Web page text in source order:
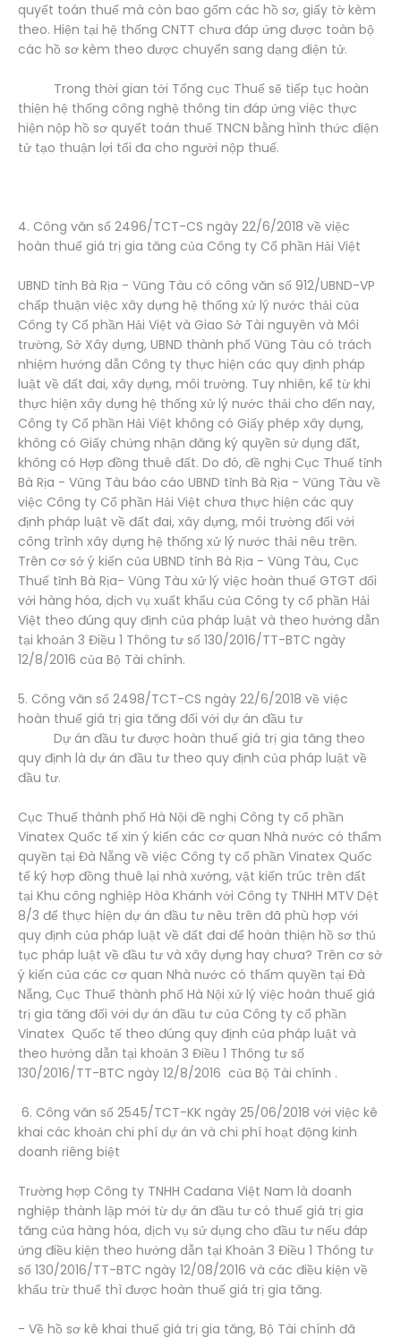
quyết toán thuế mà còn bao gốm các hồ sơ, giấy tờ kèm
theo. Hiện tại hệ thống CNTT chưa đáp ứng được toàn bộ
các hồ sơ kèm theo được chuyển sang dạng điện tử.
Trong thời gian tới Tổng cục Thuế sẽ tiếp tục hoàn
thiện hệ thống công nghệ thông tin đáp ứng việc thực
hiện nộp hồ sơ quyết toán thuế TNCN bằng hình thức điện
tử tạo thuận lợi tối đa cho người nộp thuế.
4. Công văn số 2496/TCT-CS ngày 22/6/2018 về việc
hoàn thuế giá trị gia tăng của Công ty Cổ phần Hải Việt
UBND tỉnh Bà Rịa - Vũng Tàu có công văn số 912/UBND-VP
chấp thuận việc xây dựng hệ thống xử lý nước thải của
Công ty Cổ phần Hải Việt và Giao Sở Tài nguyên và Môi
trường, Sở Xây dựng, UBND thành phố Vũng Tàu có trách
nhiệm hướng dẫn Công ty thực hiện các quy định pháp
luật về đất đai, xây dựng, môi trường. Tuy nhiên, kể từ khi
thực hiện xây dựng hệ thống xử lý nước thải cho đến nay,
Công ty Cổ phần Hải Việt không có Giấy phép xây dựng,
không có Giấy chứng nhận đăng ký quyền sử dụng đất,
không có Hợp đồng thuê đất. Do đó, đề nghị Cục Thuế tỉnh
Bà Rịa - Vũng Tàu báo cáo UBND tỉnh Bà Rịa - Vũng Tàu về
việc Công ty Cổ phần Hải Việt chưa thực hiện các quy
định pháp luật về đất đai, xây dựng, môi trường đối với
công trình xây dựng hệ thống xử lý nước thải nêu trên.
Trên cơ sở ý kiến của UBND tỉnh Bà Rịa - Vũng Tàu, Cục
Thuế tỉnh Bà Rịa- Vũng Tàu xử lý việc hoàn thuế GTGT đối
với hàng hóa, dịch vụ xuất khẩu của Công ty cổ phần Hải
Việt theo đúng quy định của pháp luật và theo hướng dẫn
tại khoản 3 Điều 1 Thông tư số 130/2016/TT-BTC ngày
12/8/2016 của Bộ Tài chính.
5. Công văn số 2498/TCT-CS ngày 22/6/2018 về việc
hoàn thuế giá trị gia tăng đối với dự án đầu tư
Dự án đầu tư được hoàn thuế giá trị gia tăng theo
quy định là dự án đầu tư theo quy định của pháp luật về
đầu tư.
Cục Thuế thành phố Hà Nội đề nghị Công ty cổ phần
Vinatex Quốc tế xin ý kiến các cơ quan Nhà nước có thẩm
quyền tại Đà Nẵng về việc Công ty cổ phần Vinatex Quốc
tế ký hợp đồng thuê lại nhà xưởng, vật kiến trúc trên đất
tại Khu công nghiệp Hòa Khánh với Công ty TNHH MTV Dệt
8/3 để thực hiện dự án đầu tư nêu trên đã phù hợp với
quy định của pháp luật về đất đai để hoàn thiện hồ sơ thủ
tục pháp luật về đầu tư và xây dựng hay chưa? Trên cơ sở
ý kiến của các cơ quan Nhà nước có thẩm quyền tại Đà
Nẵng, Cục Thuế thành phố Hà Nội xử lý việc hoàn thuế giá
trị gia tăng đối với dự án đầu tư của Công ty cổ phần
Vinatex Quốc tế theo đúng quy định của pháp luật và
theo hướng dẫn tại khoản 3 Điều 1 Thông tư số
130/2016/TT-BTC ngày 12/8/2016 của Bộ Tài chính .
6. Công văn số 2545/TCT-KK ngày 25/06/2018 với việc kê
khai các khoản chi phí dự án và chi phí hoạt động kinh
doanh riêng biệt
Trường hợp Công ty TNHH Cadana Việt Nam là doanh
nghiệp thành lập mới từ dự án đầu tư có thuế giá trị gia
tăng của hàng hóa, dịch vụ sử dụng cho đầu tư nếu đáp
ứng điều kiện theo hướng dẫn tại Khoản 3 Điều 1 Thông tư
số 130/2016/TT-BTC ngày 12/08/2016 và các điều kiện về
khấu trừ thuế thì được hoàn thuế giá trị gia tăng.
- Về hồ sơ kê khai thuế giá trị gia tăng, Bộ Tài chính đã